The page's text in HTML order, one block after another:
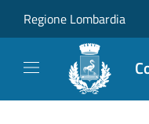
Regione Lombardia